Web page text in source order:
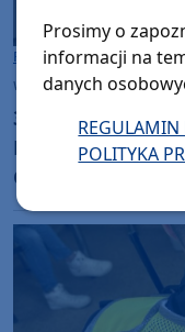
Powiat Chojnicki
wtorek, 21 lipca 2026, 09:02
30 lat razem dla
Parku
Odcinek 7:
Parku
odwiedzić
Prosimy o
informacji na
danych
REGULAMIN
POLITYKA